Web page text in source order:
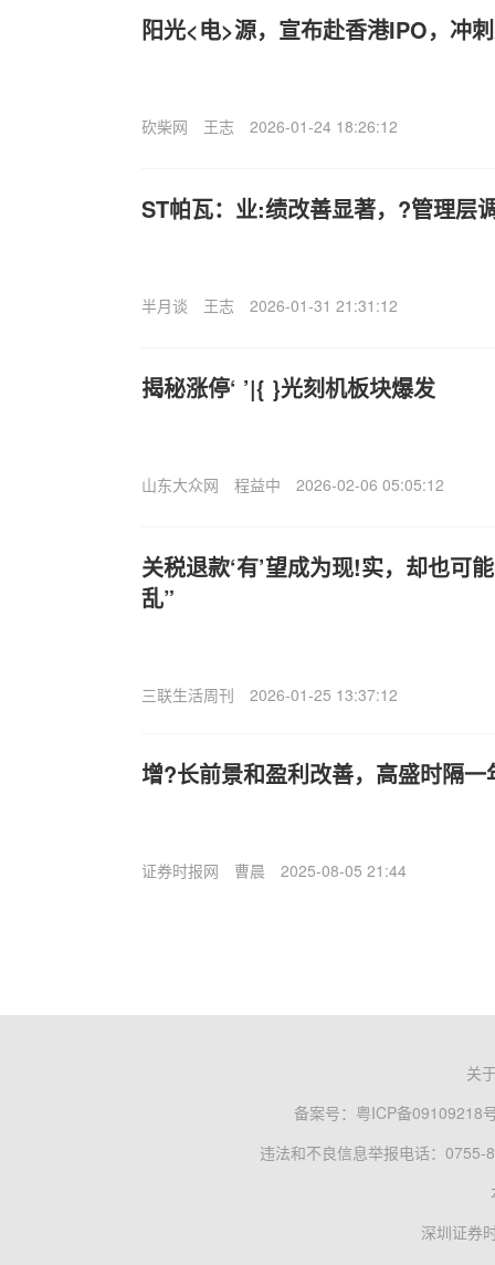
阳光<电>源，宣布赴香港IPO，冲
砍柴网 王志 2026-01-24 18:26:12
ST帕瓦：业:绩改善显著，?管理层
半月谈 王志 2026-01-31 21:31:12
揭秘涨停‘ ’|{ }光刻机板块爆发
山东大众网 程益中 2026-02-06 05:05:12
关税退款‘有’望成为现!实，却也可
乱”
三联生活周刊 2026-01-25 13:37:12
增?长前景和盈利改善，高盛时隔
证券时报网 曹晨 2025-08-05 21:44
关
备案号： 粤ICP备09109218
违法和不良信息举报电话：0755-
深圳证券